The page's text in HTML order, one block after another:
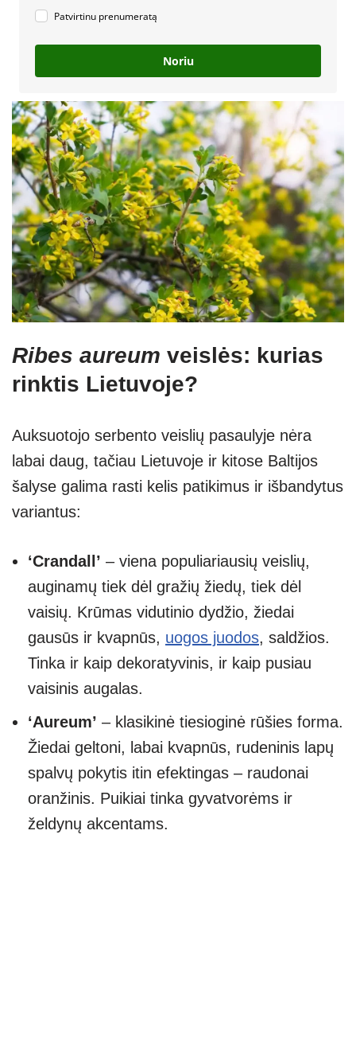
Patvirtinu prenumeratą
Noriu
Ribes aureum veislės: kurias
rinktis Lietuvoje?
Auksuotojo serbento veislių pasaulyje nėra
labai daug, tačiau Lietuvoje ir kitose Baltijos
šalyse galima rasti kelis patikimus ir išbandytus
variantus:
‘Crandall’ – viena populiariausių veislių,
auginamų tiek dėl gražių žiedų, tiek dėl
vaisių. Krūmas vidutinio dydžio, žiedai
gausūs ir kvapnūs, uogos juodos, saldžios.
Tinka ir kaip dekoratyvinis, ir kaip pusiau
vaisinis augalas.
‘Aureum’ – klasikinė tiesioginė rūšies forma.
Žiedai geltoni, labai kvapnūs, rudeninis lapų
spalvų pokytis itin efektingas – raudonai
oranžinis. Puikiai tinka gyvatvorėms ir
želdynų akcentams.